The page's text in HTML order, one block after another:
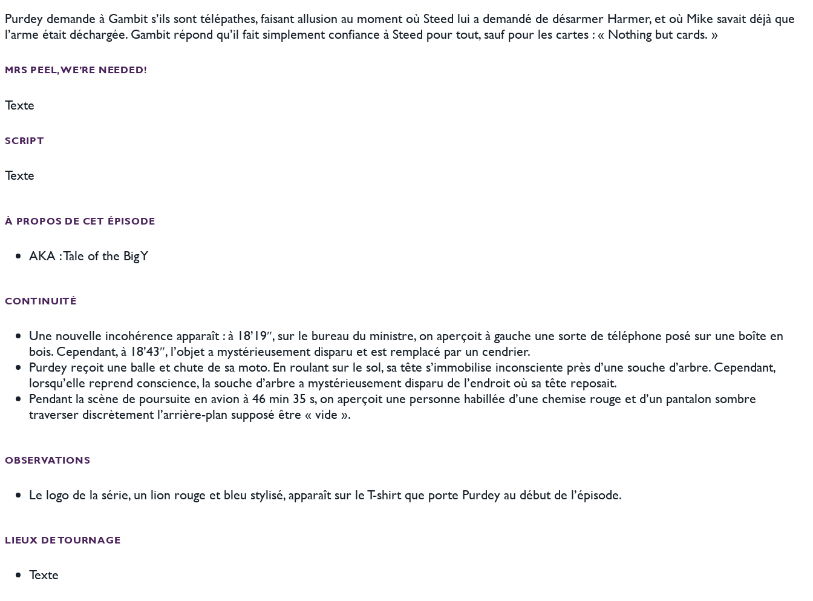
Purdey demande à Gambit s’ils sont télépathes, faisant allusion au moment où Steed lui a demandé de désarmer Harmer, et où Mike savait déjà que
l’arme était déchargée. Gambit répond qu’il fait simplement confiance à Steed pour tout, sauf pour les cartes : « Nothing but cards. »
MRS PEEL, WE’RE NEEDED!
Texte
SCRIPT
Texte
À PROPOS DE CET ÉPISODE
AKA : Tale of the Big Y
CONTINUITÉ
Une nouvelle incohérence apparaît : à 18’19″, sur le bureau du ministre, on aperçoit à gauche une sorte de téléphone posé sur une boîte en
bois. Cependant, à 18’43″, l’objet a mystérieusement disparu et est remplacé par un cendrier.
Purdey reçoit une balle et chute de sa moto. En roulant sur le sol, sa tête s’immobilise inconsciente près d’une souche d’arbre. Cependant,
lorsqu’elle reprend conscience, la souche d’arbre a mystérieusement disparu de l’endroit où sa tête reposait.
Pendant la scène de poursuite en avion à 46 min 35 s, on aperçoit une personne habillée d’une chemise rouge et d’un pantalon sombre
traverser discrètement l’arrière-plan supposé être « vide ».
OBSERVATIONS
Le logo de la série, un lion rouge et bleu stylisé, apparaît sur le T-shirt que porte Purdey au début de l’épisode.
LIEUX DE TOURNAGE
Texte